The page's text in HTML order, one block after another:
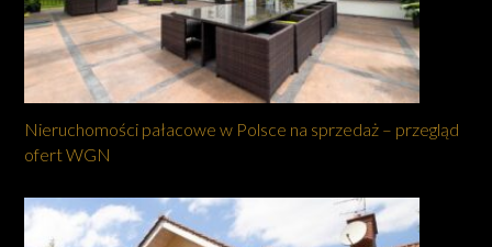
Nieruchomości pałacowe w Polsce na sprzedaż – przegląd
ofert WGN